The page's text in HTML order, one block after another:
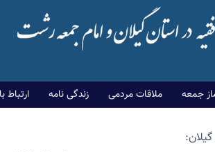
جمعه ملاقات مردمی زندگی نامه ارتباط